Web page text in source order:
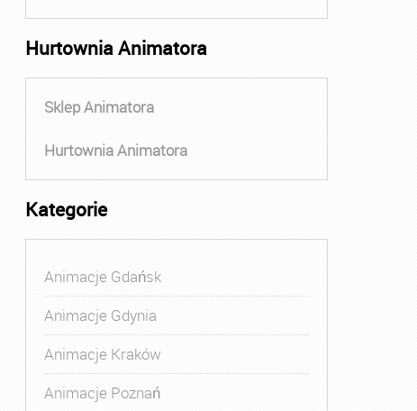
Hurtownia Animatora
Sklep Animatora
Hurtownia Animatora
Kategorie
Animacje Gdańsk
Animacje Gdynia
Animacje Kraków
Animacje Poznań